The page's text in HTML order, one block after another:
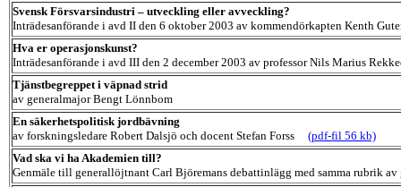
Svensk Försvarsindustri – utveckling eller avveckling?
Inträdesanförande i avd II den 6 oktober 2003 av kommendörkapten Kenth
Hva er operasjonskunst?
Inträdesanförande i avd III den 2 december 2003 av professor Nils Marius
Tjänstbegreppet i väpnad strid
av generalmajor Bengt Lönnbom
En säkerhetspolitisk jordbävning
av forskningsledare Robert Dalsjö och docent Stefan Forss (pdf-fil 56 kb)
Vad ska vi ha Akademien till?
Genmäle till generallöjtnant Carl Björemans debattinlägg med samma rubrik av